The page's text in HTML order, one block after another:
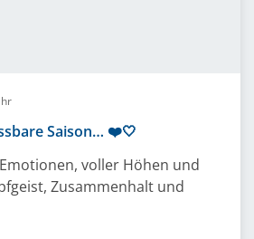
Saison… ❤️🤍
voller Höhen und
Zusammenhalt und